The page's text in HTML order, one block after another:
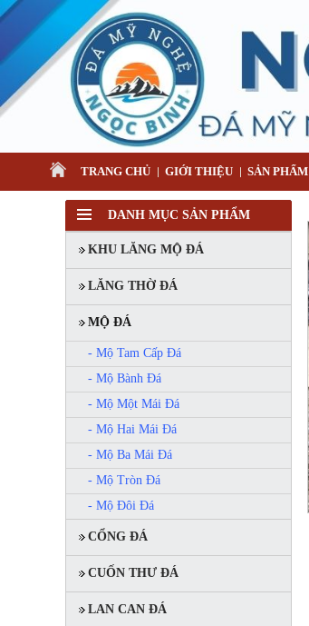
TRANG CHỦ GIỚI THIỆU SẢN PHẨM
DANH MỤC SẢN PHẨM
KHU LĂNG MỘ ĐÁ
LĂNG THỜ ĐÁ
MỘ ĐÁ
- Mộ Tam Cấp Đá
- Mộ Bành Đá
- Mộ Một Mái Đá
- Mộ Hai Mái Đá
- Mộ Ba Mái Đá
- Mộ Tròn Đá
- Mộ Đôi Đá
CỔNG ĐÁ
CUỐN THƯ ĐÁ
LAN CAN ĐÁ
MỘ 1 MÁI
Mã SP: MMM007